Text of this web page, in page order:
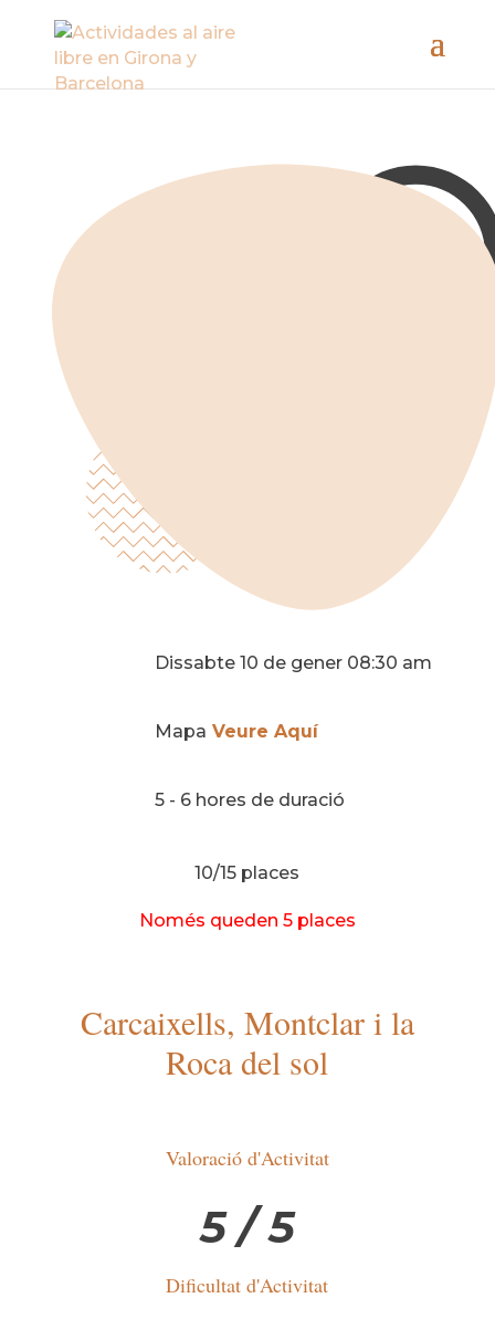
Dissabte 10 de gener 08:30 am
Mapa Veure Aquí
5 - 6 hores de duració
10/15 places
Només queden 5 places
Carcaixells, Montclar i la
Roca del sol
Valoració d'Activitat
5 / 5
Dificultat d'Activitat